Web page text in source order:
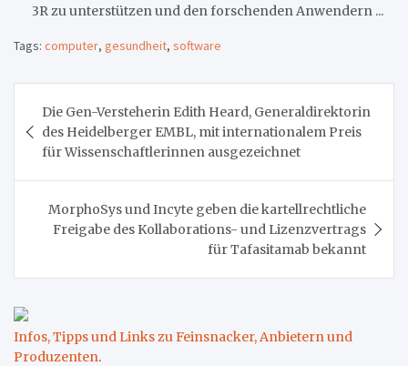
3R zu unterstützen und den forschenden Anwendern ...
Tags: computer, gesundheit, software
Die Gen-Versteherin Edith Heard, Generaldirektorin
des Heidelberger EMBL, mit internationalem Preis
für Wissenschaftlerinnen ausgezeichnet
MorphoSys und Incyte geben die kartellrechtliche
Freigabe des Kollaborations- und Lizenzvertrags
für Tafasitamab bekannt
Infos, Tipps und Links zu Feinsnacker, Anbietern und
Produzenten.